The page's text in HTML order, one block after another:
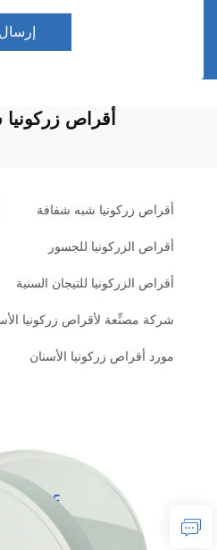
إرسال
أقراص
أقراص زركونيا شبه شفافة
أقراص الزركونيا للجسور
أقراص الزركونيا للتيجان السنية
شركة مصنِّعة لأقراص زركونيا
مورد أقراص زركونيا الأسنان